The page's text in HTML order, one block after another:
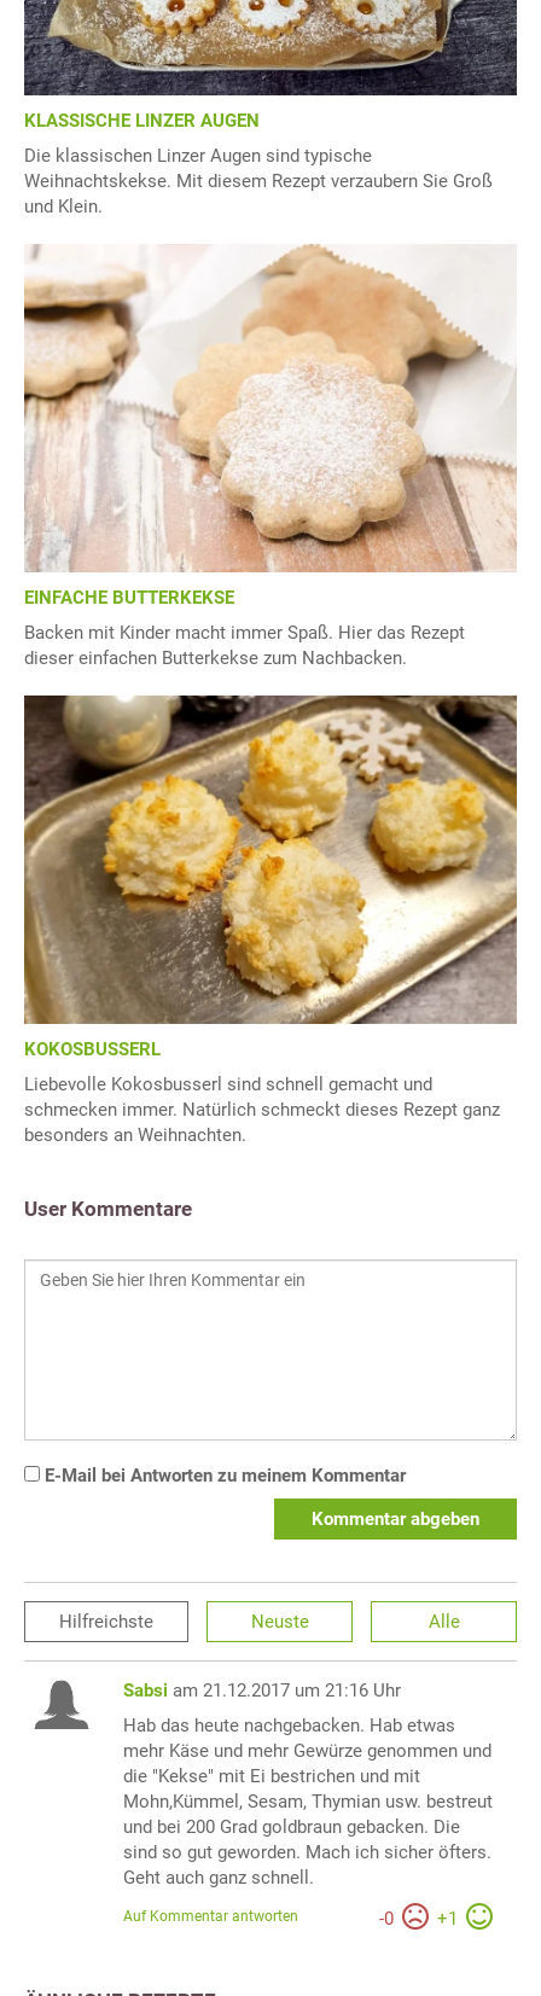
KLASSISCHE LINZER AUGEN
Die klassischen Linzer Augen sind typische
Weihnachtskekse. Mit diesem Rezept verzaubern Sie Groß
und Klein.
EINFACHE BUTTERKEKSE
Backen mit Kinder macht immer Spaß. Hier das Rezept
dieser einfachen Butterkekse zum Nachbacken.
KOKOSBUSSERL
Liebevolle Kokosbusserl sind schnell gemacht und
schmecken immer. Natürlich schmeckt dieses Rezept ganz
besonders an Weihnachten.
User Kommentare
E-Mail bei Antworten zu meinem Kommentar
Kommentar abgeben
Hilfreichste Neuste Alle
Sabsi am 21.12.2017 um 21:16 Uhr
Hab das heute nachgebacken. Hab etwas
mehr Käse und mehr Gewürze genommen und
die "Kekse" mit Ei bestrichen und mit
Mohn,Kümmel, Sesam, Thymian usw. bestreut
und bei 200 Grad goldbraun gebacken. Die
sind so gut geworden. Mach ich sicher öfters.
Geht auch ganz schnell.
-0 +1
Auf Kommentar antworten